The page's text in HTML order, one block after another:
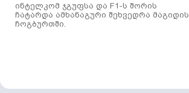
ინტელკომ ჯგუფსა და F1-ს შორის
ჩატარდა ამხანაგური შეხვედრა მაგიდის
ჩოგბურთში.